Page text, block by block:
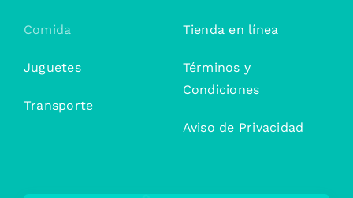
Comida
Juguetes
Transporte
Tienda en línea
Términos y
Condiciones
Aviso de Privacidad